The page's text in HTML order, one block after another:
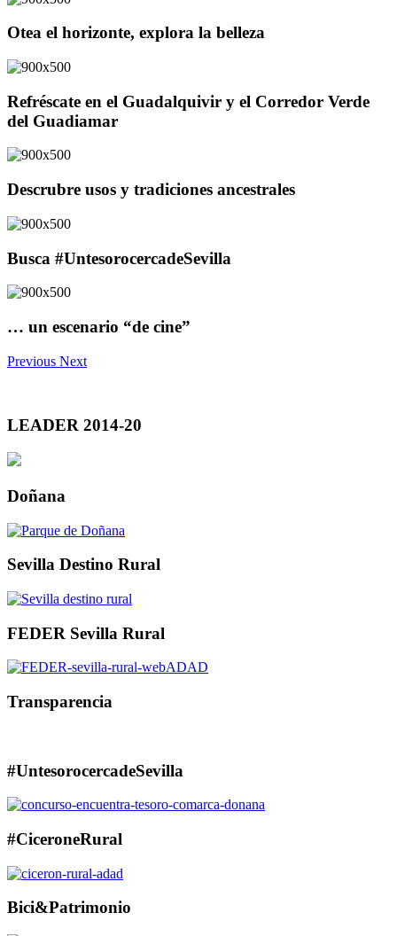
Otea el horizonte, explora la belleza
Refréscate en el Guadalquivir y el Corredor Verde
del Guadiamar
Descrubre usos y tradiciones ancestrales
Busca #UntesorocercadeSevilla
… un escenario “de cine”
Previous Next
LEADER 2014-20
Doñana
Sevilla Destino Rural
FEDER Sevilla Rural
Transparencia
#UntesorocercadeSevilla
#CiceroneRural
Bici&Patrimonio